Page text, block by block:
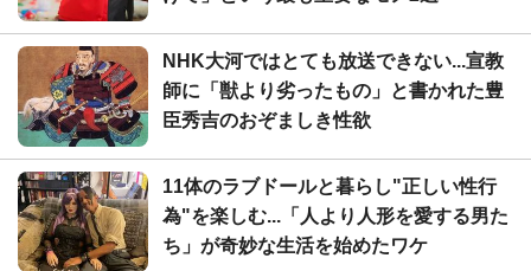
NHK大河ではとても放送できない...宣教
師に「獣より劣ったもの」と書かれた豊
臣秀吉のおぞましき性欲
11体のラブドールと暮らし"正しい性行
為"を楽しむ...「人より人形を愛する男た
ち」が奇妙な生活を始めたワケ